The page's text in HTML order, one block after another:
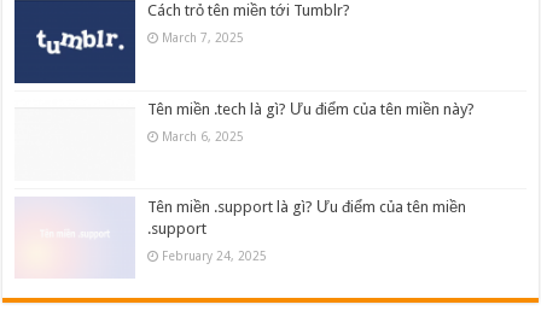
Cách trỏ tên miền tới Tumblr?
March 7, 2025
Tên miền .tech là gì? Ưu điểm của tên miền này?
March 6, 2025
Tên miền .support là gì? Ưu điểm của tên miền
.support
February 24, 2025